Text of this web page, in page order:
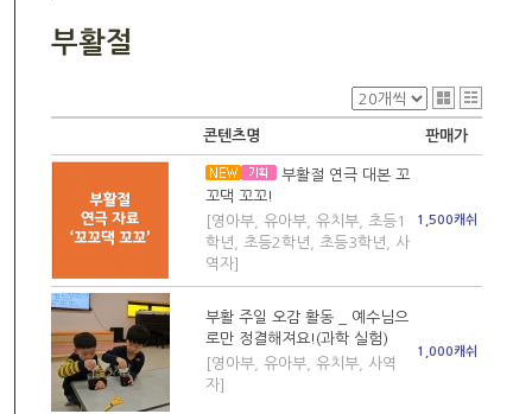
부활절
콘텐츠명 판매가
부활절 연극 대본 꼬
꼬댁 꼬꼬!
[영아부, 유아부, 유치부, 초등1
학년, 초등2학년, 초등3학년, 사
역자]
1,500캐쉬
부활 주일 오감 활동 _ 예수님으
로만 정결해져요!(과학 실험)
[영아부, 유아부, 유치부, 사역
자]
1,000캐쉬